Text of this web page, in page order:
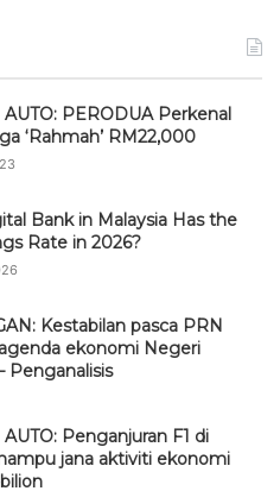
AUTO: PERODUA Perkenal
‘Rahmah’ RM22,000
Bank in Malaysia Has the
Rate in 2026?
Kestabilan pasca PRN
ekonomi Negeri
Penganalisis
Penganjuran F1 di
jana aktiviti ekonomi